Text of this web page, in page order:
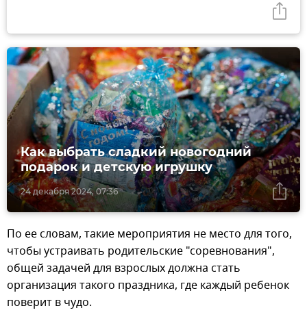
24 декабря 2024, 07:36
Как выбрать сладкий новогодний
подарок и детскую игрушку
По ее словам, такие мероприятия не место для того,
чтобы устраивать родительские "соревнования",
общей задачей для взрослых должна стать
организация такого праздника, где каждый ребенок
поверит в чудо.